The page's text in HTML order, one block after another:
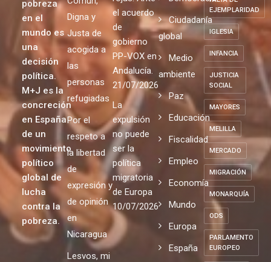
pobreza
en el
mundo es
una
decisión
política.
M+J es la
concreción
en España
de un
movimiento
político
global de
lucha
contra la
pobreza.
Digna y
Justa de
acogida a
las
personas
refugiadas
Por el
respeto a
la libertad
de
expresión y
de opinión
en
Nicaragua
Lesvos, mi
el acuerdo
de
gobierno
PP-VOX en
Andalucía.
21/07/2026
La
expulsión
no puede
ser la
política
migratoria
de Europa
10/07/2026
Ciudadanía
global
Medio
ambiente
Paz
Educación
Fiscalidad
Empleo
Economía
Mundo
Europa
España
EJEMPLARIDAD
IGLESIA
INFANCIA
JUSTICIA
SOCIAL
MAYORES
MELILLA
MERCADO
MIGRACIÓN
MONARQUÍA
ODS
PARLAMENTO
EUROPEO